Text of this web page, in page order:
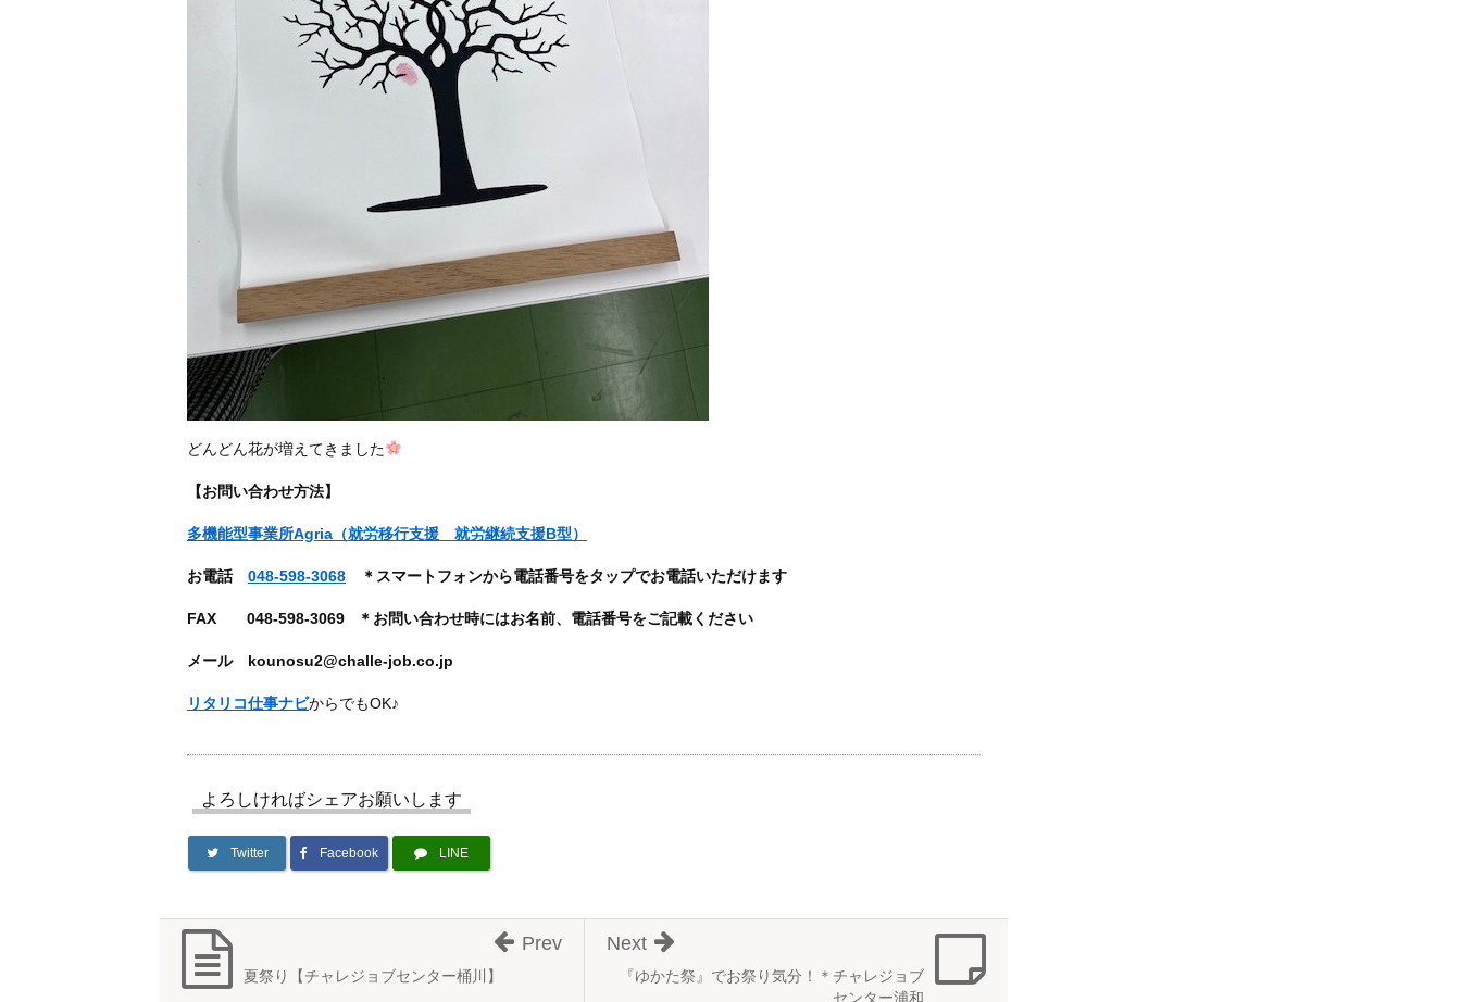
どんどん花が増えてきました
【お問い合わせ方法】
多機能型事業所Agria（就労移行支援 就労継続支援B型）
お電話 048-598-3068 ＊スマートフォンから電話番号をタップでお電話いただけます
FAX 048-598-3069 ＊お問い合わせ時にはお名前、電話番号をご記載ください
メール kounosu2@challe-job.co.jp
リタリコ仕事ナビからでもOK♪
よろしければシェアお願いします
Twitter Facebook LINE
『ゆかた祭』でお祭り気分！＊チャレジョブ
センター浦和
Next
夏祭り【チャレジョブセンター桶川】
Prev